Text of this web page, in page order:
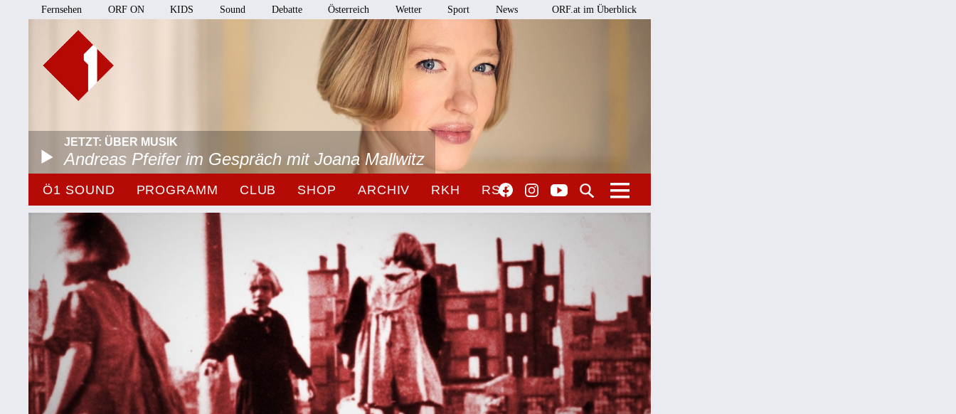
Fernsehen ORF ON KIDS Sound Debatte Österreich Wetter Sport News ORF.at im Überblick
JETZT: ÜBER MUSIK
Andreas Pfeifer im Gespräch mit Joana Mallwitz
Ö1 SOUND PROGRAMM CLUB SHOP ARCHIV RKH RSO